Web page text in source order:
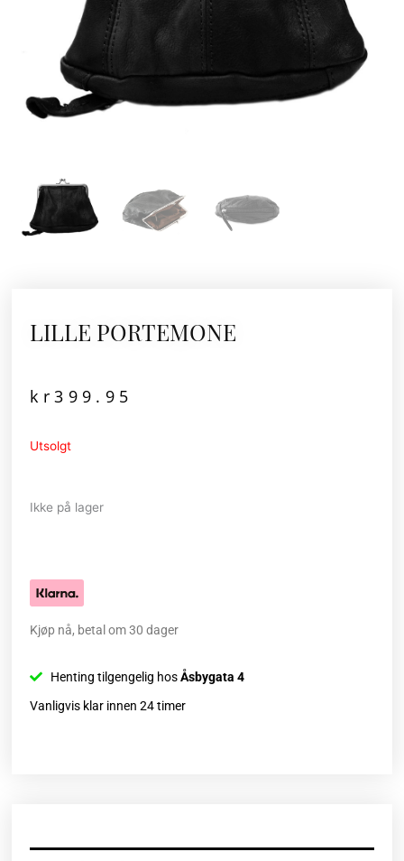
LILLE PORTEMONE
kr399.95
Utsolgt
Ikke på lager
Kjøp nå, betal om 30 dager
Henting tilgengelig hosÅsbygata 4
Vanligvis klar innen 24 timer